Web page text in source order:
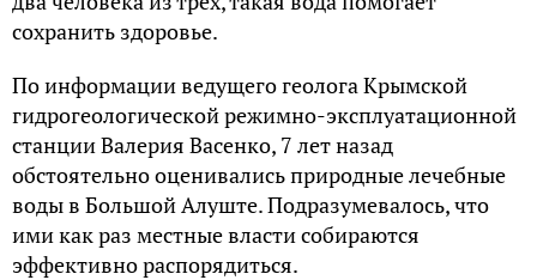
сохранить здоровье.
По информации ведущего геолога Крымской
гидрогеологической режимно-эксплуатационной
станции Валерия Васенко, 7 лет назад
обстоятельно оценивались природные лечебные
воды в Большой Алуште. Подразумевалось, что
ими как раз местные власти собираются
эффективно распорядиться.